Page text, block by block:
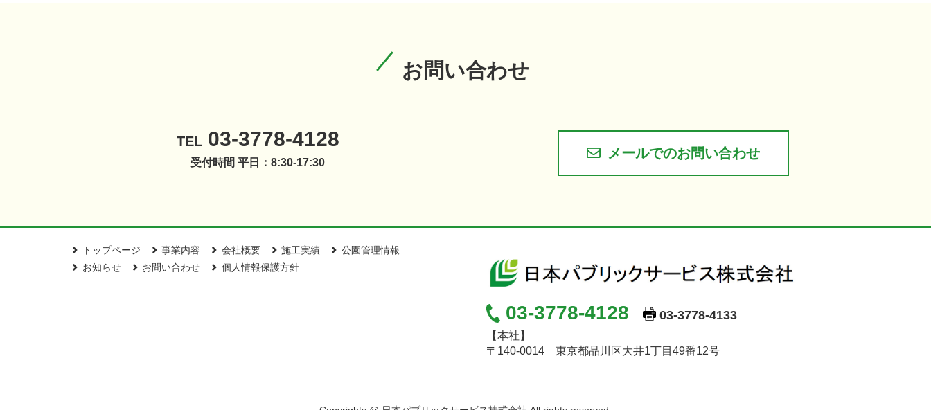
お問い合わせ
TEL03-3778-4128
受付時間 平日：8:30-17:30
メールでのお問い合わせ
トップページ 事業内容 会社概要 施工実績
公園管理情報
お知らせ
お問い合わせ 個人情報保護方針
03-3778-4128 03-3778-4133
【本社】
〒140-0014 東京都品川区大井1丁目49番12号